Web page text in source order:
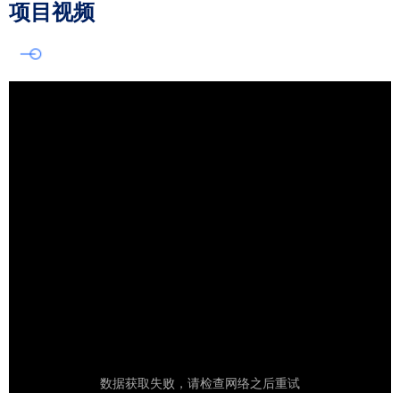
项目视频